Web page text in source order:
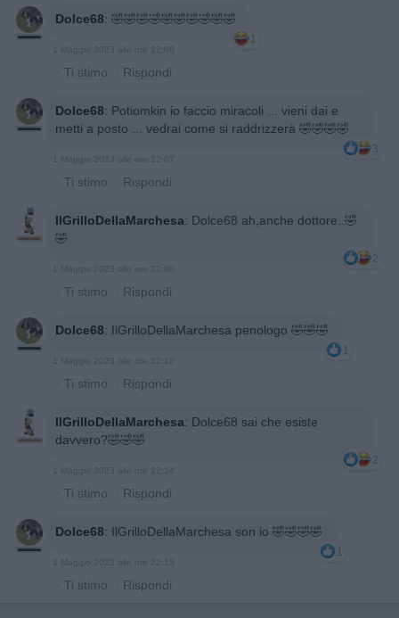
Dolce68: 🤣🤣🤣🤣🤣🤣🤣🤣🤣🤣
1
· Ti stimo · Rispondi
Dolce68: Potiomkin io faccio miracoli ... vieni dai e
metti a posto ... vedrai come si raddrizzerà 🤣🤣🤣🤣
3
1 Maggio 2023 alle ore 22:07
· Ti stimo · Rispondi
IlGrilloDellaMarchesa: Dolce68 ah,anche dottore..🤣
🤣
2
· Ti stimo · Rispondi
Dolce68: IlGrilloDellaMarchesa penologo 🤣🤣🤣
1
· Ti stimo · Rispondi
IlGrilloDellaMarchesa: Dolce68 sai che esiste
davvero?🤣🤣🤣
2
· Ti stimo · Rispondi
Dolce68: IlGrilloDellaMarchesa son io 🤣🤣🤣🤣
1
· Ti stimo · Rispondi